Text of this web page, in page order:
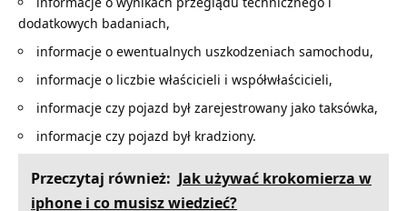
dodatkowych badaniach,
informacje o ewentualnych uszkodzeniach samochodu,
informacje o liczbie właścicieli i współwłaścicieli,
informacje czy pojazd był zarejestrowany jako taksówka,
informacje czy pojazd był kradziony.
Przeczytaj również: Jak używać krokomierza w
iphone i co musisz wiedzieć?